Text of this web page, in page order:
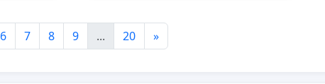
6 7 8 9 ... 20 »